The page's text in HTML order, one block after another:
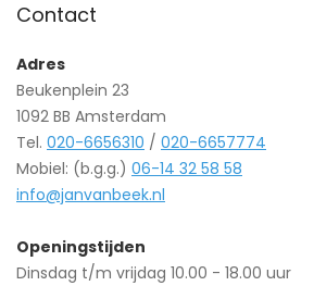
Contact
Adres
Beukenplein 23
1092 BB Amsterdam
Tel. 020-6656310 / 020-6657774
Mobiel: (b.g.g.) 06-14 32 58 58
info@janvanbeek.nl
Openingstijden
Dinsdag t/m vrijdag 10.00 - 18.00 uur